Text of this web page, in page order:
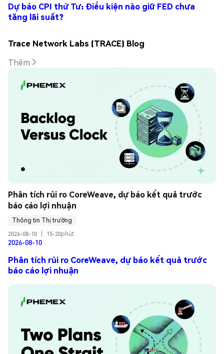
Dự báo CPI thứ Tư: Điều kiện nào giữ FED chưa
tăng lãi suất?
Trace Network Labs (TRACE) Blog
Thêm
Phân tích rủi ro CoreWeave, dự báo kết quả trước
báo cáo lợi nhuận
Thông tin Thị trường
2026-08-10
15-20phút
2026-08-10
Phân tích rủi ro CoreWeave, dự báo kết quả trước
báo cáo lợi nhuận